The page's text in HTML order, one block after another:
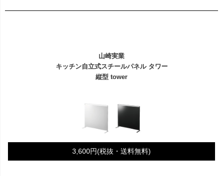
山崎実業
キッチン自立式スチールパネル タワー
縦型 tower
3,600円(税抜・送料無料)